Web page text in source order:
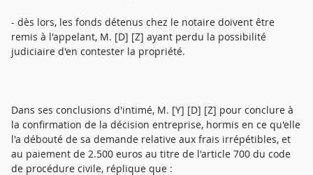
- dès lors, les fonds détenus chez le notaire doivent être
remis à l'appelant, M. [D] [Z] ayant perdu la possibilité
judiciaire d'en contester la propriété.
Dans ses conclusions d'intimé, M. [Y] [D] [Z] pour conclure à
la confirmation de la décision entreprise, hormis en ce qu'elle
l'a débouté de sa demande relative aux frais irrépétibles, et
au paiement de 2.500 euros au titre de l'article 700 du code
de procédure civile, réplique que :